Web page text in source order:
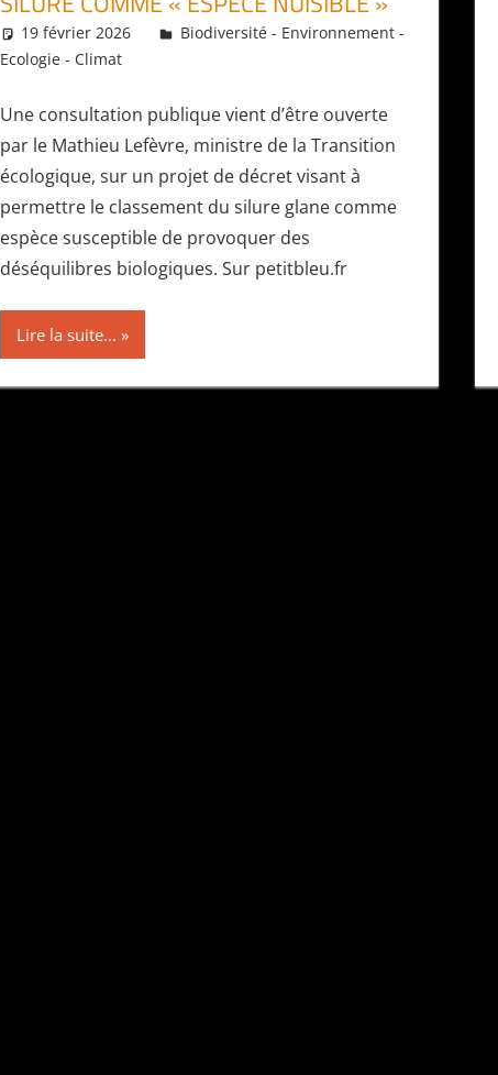
19 février 2026 Daniel
Biodiversité - Environnement -
Ecologie - Climat
Une consultation publique vient d’être ouverte
par le Mathieu Lefèvre, ministre de la Transition
écologique, sur un projet de décret visant à
permettre le classement du silure glane comme
espèce susceptible de provoquer des
déséquilibres biologiques. Sur petitbleu.fr
Lire la suite...